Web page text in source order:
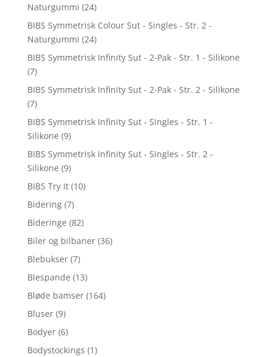
Naturgummi (24)
BIBS Symmetrisk Colour Sut - Singles - Str. 2 -
Naturgummi (24)
BIBS Symmetrisk Infinity Sut - 2-Pak - Str. 1 - Silikone
(7)
BIBS Symmetrisk Infinity Sut - 2-Pak - Str. 2 - Silikone
(7)
BIBS Symmetrisk Infinity Sut - Singles - Str. 1 -
Silikone (9)
BIBS Symmetrisk Infinity Sut - Singles - Str. 2 -
Silikone (9)
BIBS Try It (10)
Bidering (7)
Bideringe (82)
Biler og bilbaner (36)
Blebukser (7)
Blespande (13)
Bløde bamser (164)
Bluser (9)
Bodyer (6)
Bodystockings (1)